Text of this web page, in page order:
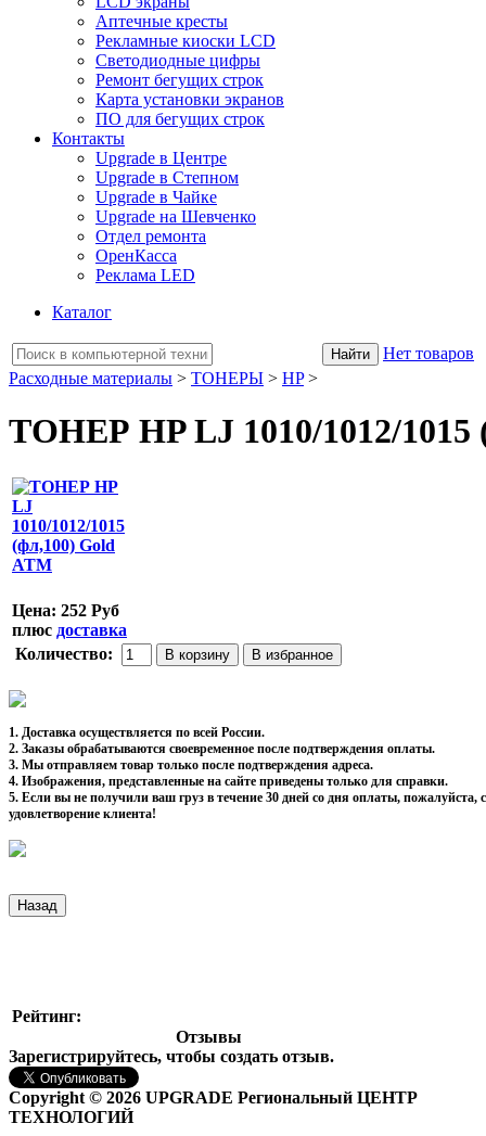
Аптечные кресты
Рекламные киоски LCD
Светодиодные цифры
Ремонт бегущих строк
Карта установки экранов
ПО для бегущих строк
Контакты
Upgrade в Центре
Upgrade в Степном
Upgrade в Чайке
Upgrade на Шевченко
Отдел ремонта
ОренКасса
Реклама LED
Каталог
Нет товаров
Расходные материалы > ТОНЕРЫ > HP>
ТОНЕР HP LJ 1010/1012/1015
Цена: 252 Руб
плюс доставка
Количество:
1. Доставка осуществляется по всей России.
2. Заказы обрабатываются своевременное после подтверждения оплаты.
3. Мы отправляем товар только после подтверждения адреса.
4. Изображения, представленные на сайте приведены только для справки.
5. Если вы не получили ваш груз в течение 30 дней со дня оплаты,
удовлетворение клиента!
Рейтинг:
Отзывы
Зарегистрируйтесь, чтобы создать отзыв.
Copyright © 2026 UPGRADE Региональный ЦЕНТР
ТЕХНОЛОГИЙ